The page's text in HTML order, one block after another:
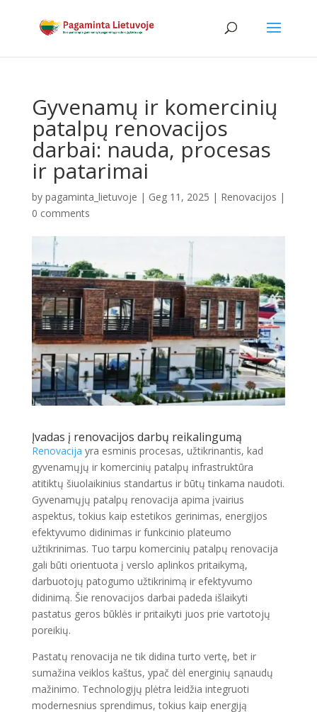
Gyvenamų ir komercinių
patalpų renovacijos
darbai: nauda, procesas
ir patarimai
by pagaminta_lietuvoje | Geg 11, 2025 | Renovacijos |
0 comments
Įvadas į renovacijos darbų reikalingumą
Renovacija yra esminis procesas, užtikrinantis, kad
gyvenamųjų ir komercinių patalpų infrastruktūra
atitiktų šiuolaikinius standartus ir būtų tinkama naudoti.
Gyvenamųjų patalpų renovacija apima įvairius
aspektus, tokius kaip estetikos gerinimas, energijos
efektyvumo didinimas ir funkcinio plateumo
užtikrinimas. Tuo tarpu komercinių patalpų renovacija
gali būti orientuota į verslo aplinkos pritaikymą,
darbuotojų patogumo užtikrinimą ir efektyvumo
didinimą. Šie renovacijos darbai padeda išlaikyti
pastatus geros būklės ir pritaikyti juos prie vartotojų
poreikių.
Pastatų renovacija ne tik didina turto vertę, bet ir
sumažina veiklos kaštus, ypač dėl energinių sąnaudų
mažinimo. Technologijų plėtra leidžia integruoti
modernesnius sprendimus, tokius kaip energiją